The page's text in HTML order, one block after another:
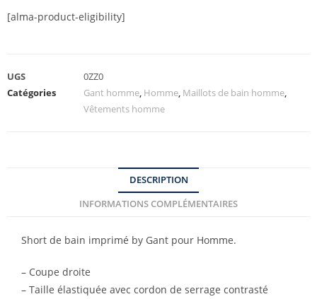
[alma-product-eligibility]
UGS
0ZZ0
Catégories
Gant homme Homme Maillots de bain homme
Vêtements homme
DESCRIPTION
INFORMATIONS COMPLÉMENTAIRES
Short de bain imprimé by Gant pour Homme.
– Coupe droite
– Taille élastiquée avec cordon de serrage contrasté